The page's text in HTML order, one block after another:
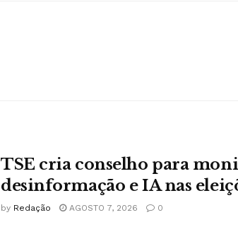
TSE cria conselho para
desinformação e IA nas
by Redação AGOSTO 7, 2026 0